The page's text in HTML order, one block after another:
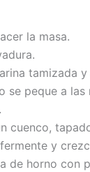
la masa.
tamizada y
se peque a las
cuenco,
y
de horno con